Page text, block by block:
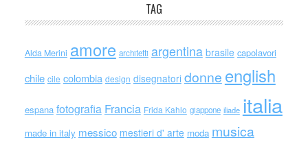
TAG
Alda Merini amore architetti argentina brasile capolavori
chile cile colombia design disegnatori donne english
espana fotografia Francia Frida Kahlo giappone iliade italia
made in italy messico mestieri d' arte moda musica